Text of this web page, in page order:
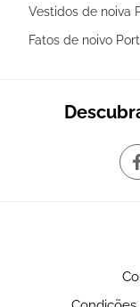
Vestidos de noiva
Fatos de noivo